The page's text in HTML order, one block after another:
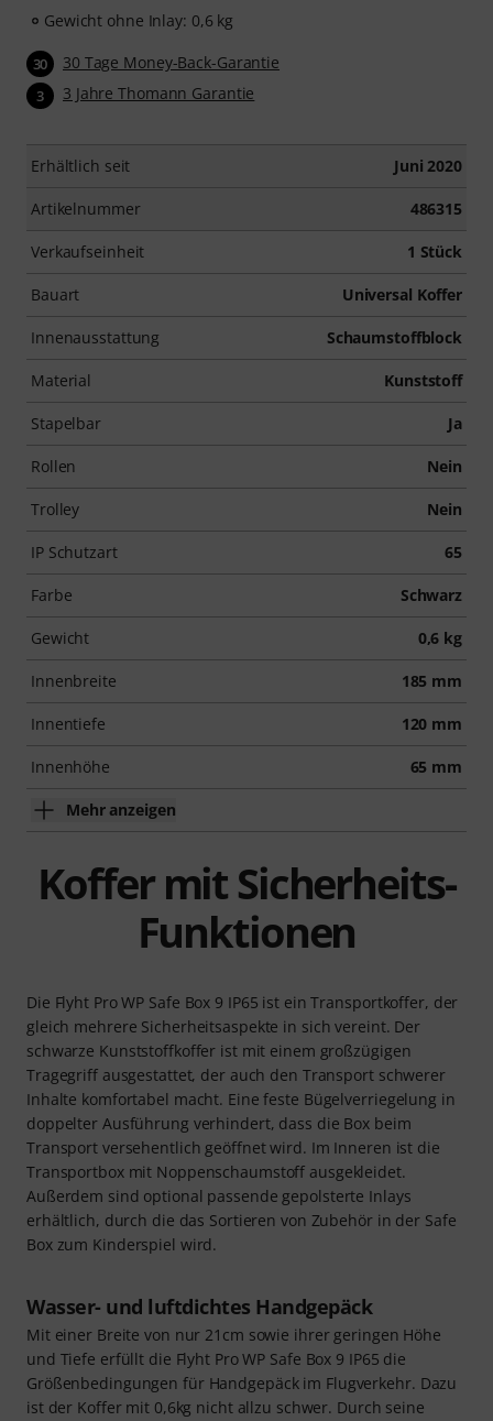
Gewicht ohne Inlay: 0,6 kg
30 30 Tage Money-Back-Garantie
3 3 Jahre Thomann Garantie
Erhältlich seit Juni 2020
Artikelnummer 486315
Verkaufseinheit 1 Stück
Bauart Universal Koffer
Innenausstattung Schaumstoffblock
Material Kunststoff
Stapelbar Ja
Rollen Nein
Trolley Nein
IP Schutzart 65
Farbe Schwarz
Gewicht 0,6 kg
Innenbreite 185 mm
Innentiefe 120 mm
Innenhöhe 65 mm
Mehr anzeigen
Koffer mit Sicherheits-
Funktionen
Die Flyht Pro WP Safe Box 9 IP65 ist ein Transportkoffer, der
gleich mehrere Sicherheitsaspekte in sich vereint. Der
schwarze Kunststoffkoffer ist mit einem großzügigen
Tragegriff ausgestattet, der auch den Transport schwerer
Inhalte komfortabel macht. Eine feste Bügelverriegelung in
doppelter Ausführung verhindert, dass die Box beim
Transport versehentlich geöffnet wird. Im Inneren ist die
Transportbox mit Noppenschaumstoff ausgekleidet.
Außerdem sind optional passende gepolsterte Inlays
erhältlich, durch die das Sortieren von Zubehör in der Safe
Box zum Kinderspiel wird.
Wasser- und luftdichtes Handgepäck
Mit einer Breite von nur 21cm sowie ihrer geringen Höhe
und Tiefe erfüllt die Flyht Pro WP Safe Box 9 IP65 die
Größenbedingungen für Handgepäck im Flugverkehr. Dazu
ist der Koffer mit 0,6kg nicht allzu schwer. Durch seine